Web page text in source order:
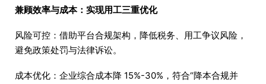
兼顾效率与成本：实现用工三重优化
风险可控：借助平台合规架构，降低税务、用工争议风险，
避免政策处罚与法律诉讼。
成本优化：企业综合成本降 15%-30%，符合“降本合规并